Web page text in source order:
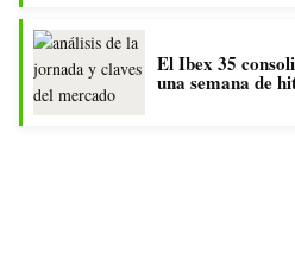
El Ibex 35
una semana de